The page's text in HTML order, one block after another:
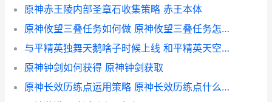
原神赤王陵内部圣章石收集策略 赤王本体
原神攸望三叠任务如何做 原神攸望三叠任务怎么触发
与平精英独舞天鹅啥子时候上线 和平精英天空舞池
原神钟剑如何获得 原神钟剑获取
原神长效历练点运用策略 原神长效历练点什么时候清零